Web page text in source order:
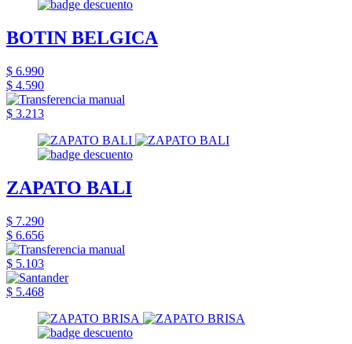
BOTIN BELGICA
$ 6.990
$ 4.590
$ 3.213
ZAPATO BALI
$ 7.290
$ 6.656
$ 5.103
$ 5.468